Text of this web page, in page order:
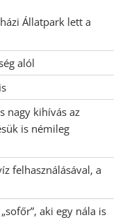
Állatpark lett a
alól
nagy kihívás az
is némileg
felhasználásával, a
aki egy nála is